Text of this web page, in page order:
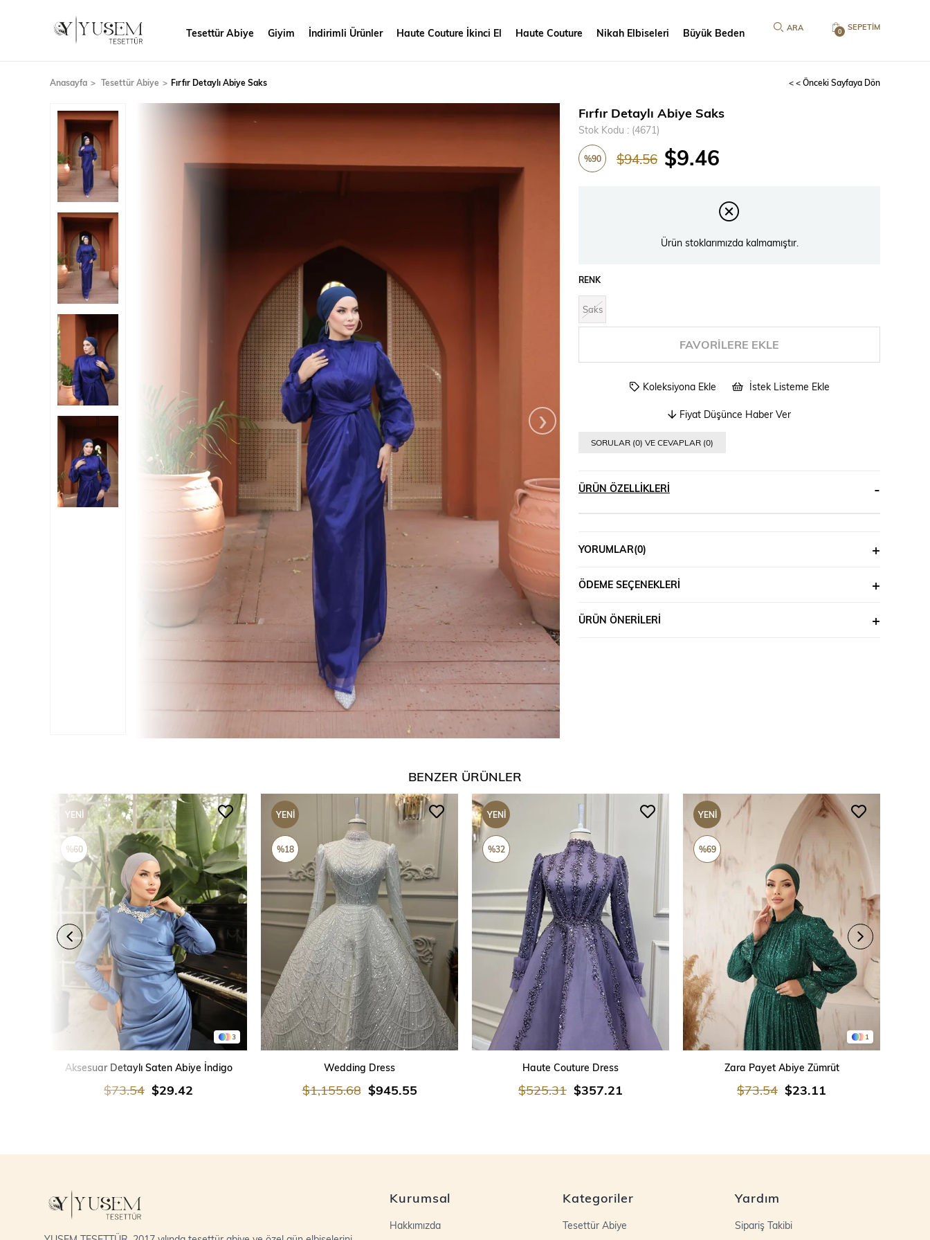
SEPETIM
0
Tesettür Abiye Giyim İndirimli Ürünler Haute Couture İkinci El Haute Couture Nikah Elbiseleri Büyük Beden
Anasayfa Tesettür Abiye Fırfır Detaylı Abiye Saks < < Önceki Sayfaya Dön
›
Fırfır Detaylı Abiye Saks
Stok Kodu (4671)
%90 $94.56 $9.46
Ürün stoklarımızda kalmamıştır.
RENK
Saks
FAVORILERE EKLE
Koleksiyona Ekle İstek Listeme Ekle
Fiyat Düşünce Haber Ver
SORULAR (0) VE CEVAPLAR (0)
ÜRÜN ÖZELLIKLERI
YORUMLAR(0)
ÖDEME SEÇENEKLERI
ÜRÜN ÖNERILERI
BENZER ÜRÜNLER
3
Aksesuar Detaylı Saten Abiye İndigo
$29.42
$73.54
YENI
ÜRÜN
%60
Wedding Dress
$945.55
$1,155.68
YENI
ÜRÜN
%18
Haute Couture Dress
$357.21
$525.31
YENI
ÜRÜN
%32
1
Zara Payet Abiye Zümrüt
$23.11
$73.54
YENI
ÜRÜN
%69
Kurumsal
Hakkımızda
Kategoriler
Tesettür Abiye
Yardım
Sipariş Takibi